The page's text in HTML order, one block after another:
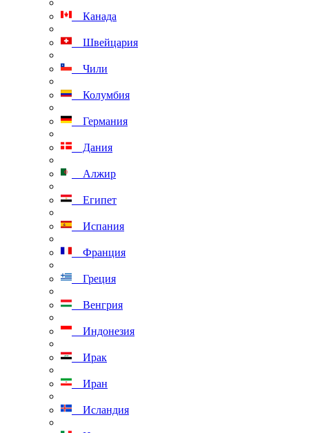
Канада
Швейцария
Чили
Колумбия
Германия
Дания
Алжир
Египет
Испания
Франция
Греция
Венгрия
Индонезия
Ирак
Иран
Исландия